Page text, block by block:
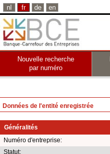
nl fr de en
Nouvelle recherche
par numéro
Données de l'entité enregistrée
Généralités
Numéro d'entreprise:
Statut: